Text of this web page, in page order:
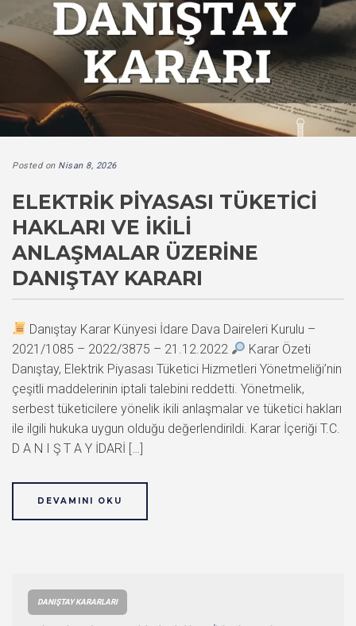
Posted on Nisan 8, 2026
ELEKTRIK PIYASASI TÜKETICI
HAKLARI VE İKILI
ANLAŞMALAR ÜZERINE
DANIŞTAY KARARI
Danıştay Karar Künyesi İdare Dava Daireleri Kurulu –
2021/1085 – 2022/3875 – 21.12.2022
Karar Özeti
Danıştay, Elektrik Piyasası Tüketici Hizmetleri Yönetmeliği’nin
çeşitli maddelerinin iptali talebini reddetti. Yönetmelik,
serbest tüketicilere yönelik ikili anlaşmalar ve tüketici hakları
ile ilgili hukuka uygun olduğu değerlendirildi. Karar İçeriği T.C.
D A N I Ş T A Y İDARİ […]
DEVAMINI OKU
DANIŞTAY KARARLARI